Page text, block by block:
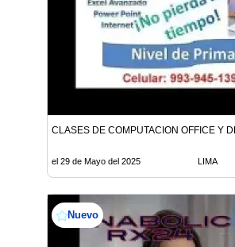
CLASES DE COMPUTACION OFFICE Y
el 29 de Mayo del 2025 LIMA
Nuevo